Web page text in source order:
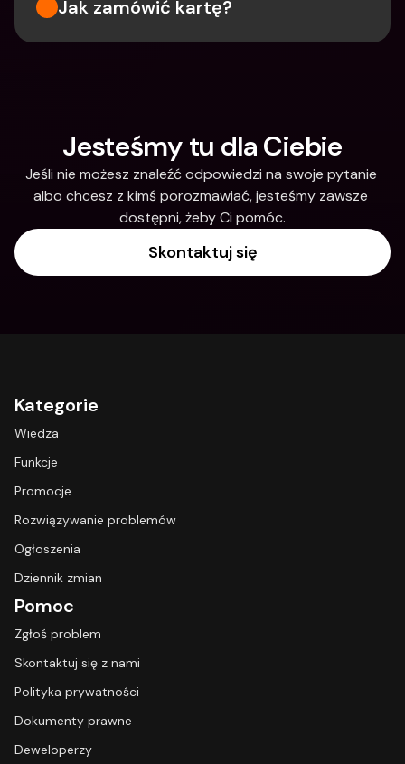
Jak zamówić kartę?
Jesteśmy tu dla Ciebie
Jeśli nie możesz znaleźć odpowiedzi na swoje pytanie
albo chcesz z kimś porozmawiać, jesteśmy zawsze
dostępni, żeby Ci pomóc.
Skontaktuj się
Kategorie
Wiedza
Funkcje
Promocje
Rozwiązywanie problemów
Ogłoszenia
Dziennik zmian
Pomoc
Zgłoś problem
Skontaktuj się z nami
Polityka prywatności
Dokumenty prawne
Deweloperzy